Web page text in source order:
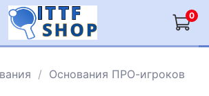
0
Основания ПРО-игроков